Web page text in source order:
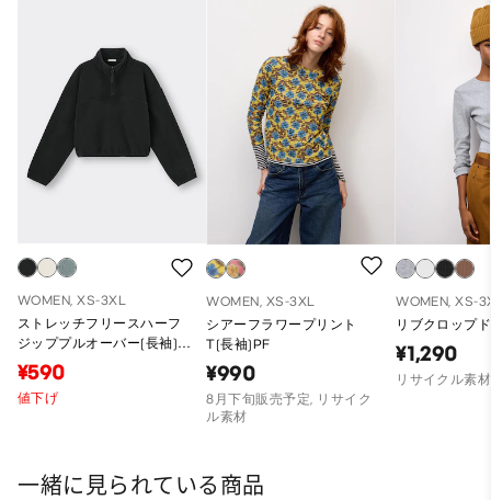
WOMEN, XS-3XL
ストレッチフリースハーフ
ジッププルオーバー(長袖)
(セットアップ可能)
¥590
値下げ
WOMEN, XS-3XL
シアーフラワープリント
T(長袖)PF
¥990
8月下旬販売予定, リサイク
ル素材
WOMEN, XS-
リブクロップ
¥1,290
リサイクル素材
一緒に見られている商品